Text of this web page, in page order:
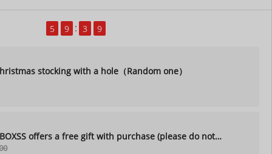
5 9 3 7
stocking with a hole（Random one）
offers a free gift with purchase (please do not